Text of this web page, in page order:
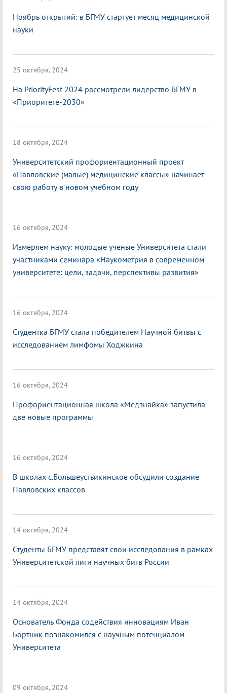
Ноябрь открытий: в БГМУ стартует месяц медицинской
науки
25 октября, 2024
На PriorityFest 2024 рассмотрели лидерство БГМУ в
«Приоритете-2030»
18 октября, 2024
Университетский профориентационный проект
«Павловские (малые) медицинские классы» начинает
свою работу в новом учебном году
16 октября, 2024
Измеряем науку: молодые ученые Университета стали
участниками семинара «Наукометрия в современном
университете: цели, задачи, перспективы развития»
16 октября, 2024
Студентка БГМУ стала победителем Научной битвы с
исследованием лимфомы Ходжкина
16 октября, 2024
Профориентационная школа «Медзнайка» запустила
две новые программы
16 октября, 2024
В школах с.Большеустьикинское обсудили создание
Павловских классов
14 октября, 2024
Студенты БГМУ представят свои исследования в рамках
Университетской лиги научных битв России
14 октября, 2024
Основатель Фонда содействия инновациям Иван
Бортник познакомился с научным потенциалом
Университета
09 октября, 2024